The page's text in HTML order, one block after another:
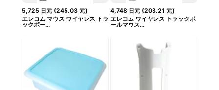
5,725 日元(245.03 元)
エレコム マウス ワイヤレス トラ
ックボー...
4,748 日元 (203.21 元)
エレコム ワイヤレス トラックボ
ールマウス...